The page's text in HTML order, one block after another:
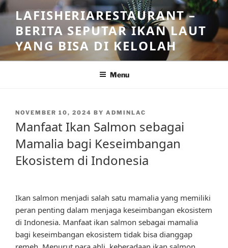
Skip
to
content
LAFISHERIARESTAURANT –
BERITA SEPUTAR IKAN LAUT
YANG BISA DI KELOLAH
Menu
POSTED
NOVEMBER 10, 2024 BY ADMINLAC
Manfaat Ikan Salmon sebagai
Mamalia bagi Keseimbangan
Ekosistem di Indonesia
Ikan salmon menjadi salah satu mamalia yang memiliki
peran penting dalam menjaga keseimbangan ekosistem
di Indonesia. Manfaat ikan salmon sebagai mamalia
bagi keseimbangan ekosistem tidak bisa dianggap